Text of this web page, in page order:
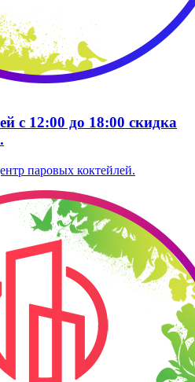
с 12:00 до 18:00 скидка
паровых коктейлей.